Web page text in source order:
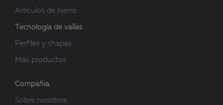
Artículos de hierro
Tecnología de vallas
Perfiles y chapas
Más productos
Compañia
Sobre nosotros